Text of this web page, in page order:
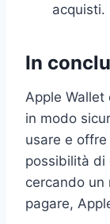
acquisti.
In
Apple Wallet
in modo
usare e
possibilità di
cercando un
pagare,